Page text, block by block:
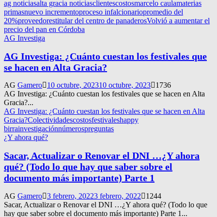
ag noticiasalta gracia noticiasclientescostosmarcelo caulamaterias
primasnuevo incrementoproceso infalcionariopromedio del
20%proveedorestitular del centro de panaderosVolvió a aumentar el
precio del pan en Córdoba
AG Investiga
AG Investiga: ¿Cuánto cuestan los festivales que
se hacen en Alta Gracia?
AG Gamero 10 octubre, 202310 octubre, 2023
1736
AG Investiga: ¿Cuánto cuestan los festivales que se hacen en Alta
Gracia?...
AG Investiga: ¿Cuánto cuestan los festivales que se hacen en Alta
Gracia?Colectividadescostosfestivaleshappy
birrainvestigaciónnúmerospreguntas
¿Y ahora qué?
Sacar, Actualizar o Renovar el DNI …¿Y ahora
qué? (Todo lo que hay que saber sobre el
documento más importante) Parte 1
AG Gamero 3 febrero, 20223 febrero, 2022
1244
Sacar, Actualizar o Renovar el DNI …¿Y ahora qué? (Todo lo que
hay que saber sobre el documento más importante) Parte 1...